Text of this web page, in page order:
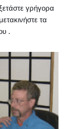
γρήγορα
τα
.